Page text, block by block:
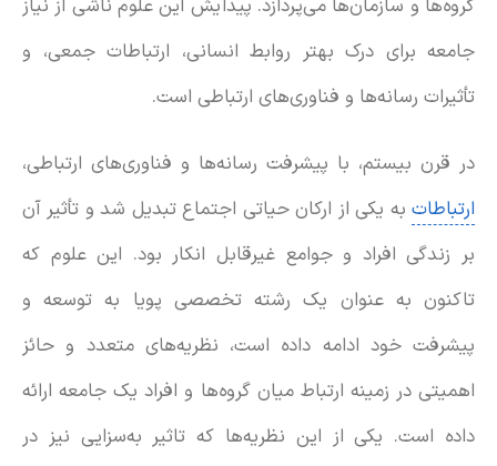
گروه‌ها و سازمان‌ها می‌پردازد. پیدایش این علوم ناشی از نیاز
جامعه برای درک بهتر روابط انسانی، ارتباطات جمعی، و
تأثیرات رسانه‌ها و فناوری‌های ارتباطی است.
در قرن بیستم، با پیشرفت رسانه‌ها و فناوری‌های ارتباطی،
ارتباطات به یکی از ارکان حیاتی اجتماع تبدیل شد و تأثیر آن
بر زندگی افراد و جوامع غیرقابل انکار بود. این علوم که
تاکنون به عنوان یک رشته تخصصی پویا به توسعه و
پیشرفت خود ادامه داده است، نظریه‌های متعدد و حائز
اهمیتی در زمینه ارتباط میان گروه‌ها و افراد یک جامعه ارائه
داده است. یکی از این نظریه‌ها که تاثیر به‌سزایی نیز در